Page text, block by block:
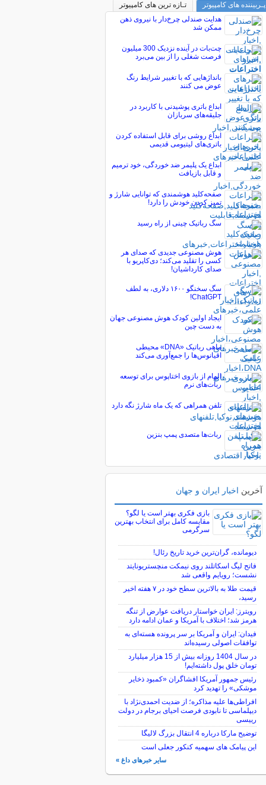
پـربیننده های کامپیوتر
تـازه ترین های کامپیوتر
هدایت صندلی چرخ‌دار با نیروی ذهن
ممکن شد
چت‌‌بات در آینده نزدیک 300 میلیون
فرصت شغلی را از بین می‌برد
بانداژهایی که با تغییر شرایط رنگ
عوض می کنند
ابداع باتری پوشیدنی با کاربرد در
جلیقه‌های سربازان
ابداع روشی برای قابل استفاده کردن
باتری‌های لیتیومی قدیمی
ابداع یک پلیمر ضد خوردگی، خود ترمیم
و قابل بازیافت
صفحه‌کلید هوشمندی که توانایی شارژ و
تمیز کردن خودش را دارد!
سگ رباتیک چینی از راه رسید
هوش مصنوعی جدیدی که صدای هر
کسی را تقلید می‌کند؛ دی‌کاپریو با
صدای کارداشیان!
سگ سخنگو ۱۶۰۰ دلاری، به لطف
ChatGPT!
ایجاد اولین کودک هوش مصنوعی جهان
به دست چین
ماهی رباتیک «DNA» محیطی
اقیانوس‌ها را جمع‌آوری می‌کند
الهام از بازوی اختاپوس برای توسعه
ربات‌های نرم
تلفن همراهی که یک ماه شارژ نگه دارد
ربات‌ها متصدی پمپ بنزین
آخرین اخبار ایران و جهان
بازی فکری بهتر است یا لگو؟
مقایسه کامل برای انتخاب بهترین
سرگرمی
دیومانده، گران‌ترین خرید تاریخ رئال!
فاتح لیگ اسکاتلند روی نیمکت منچستریونایتد
نشست؛ رویایم واقعی شد
قیمت طلا به بالاترین سطح خود در ۷ هفته اخیر
رسید،
رویترز: ایران خواستار دریافت عوارض از تنگه
هرمز شد؛ اختلاف با آمریکا و عمان ادامه دارد
فیدان: ایران و آمریکا بر سر پرونده هسته‌ای به
توافقات اصولی رسیده‌اند
در سال 1404 روزانه بیش از 15 هزار میلیارد
تومان خلق پول داشته‌ایم!
رئیس جمهور آمریکا افشاگران «کمبود ذخایر
موشکی» را تهدید کرد
افراطی‌ها علیه مذاکره؛ از ضدیت احمدی‌نژاد با
دیپلماسی تا نابودی فرصت احیای برجام در دولت
رییسی
توضیح مارکا درباره 4 انتقال بزرگ لالیگا
این پیامک های سهمیه کنکور جعلی است
سایر خبرهای داغ »